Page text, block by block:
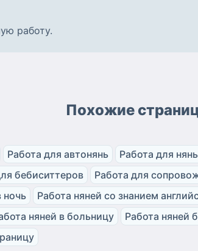
работу.
Похожие
Работа для автонянь Работа для
бебиситтеров Работа для
ночь Работа няней со знанием
няней в больницу Работа няней